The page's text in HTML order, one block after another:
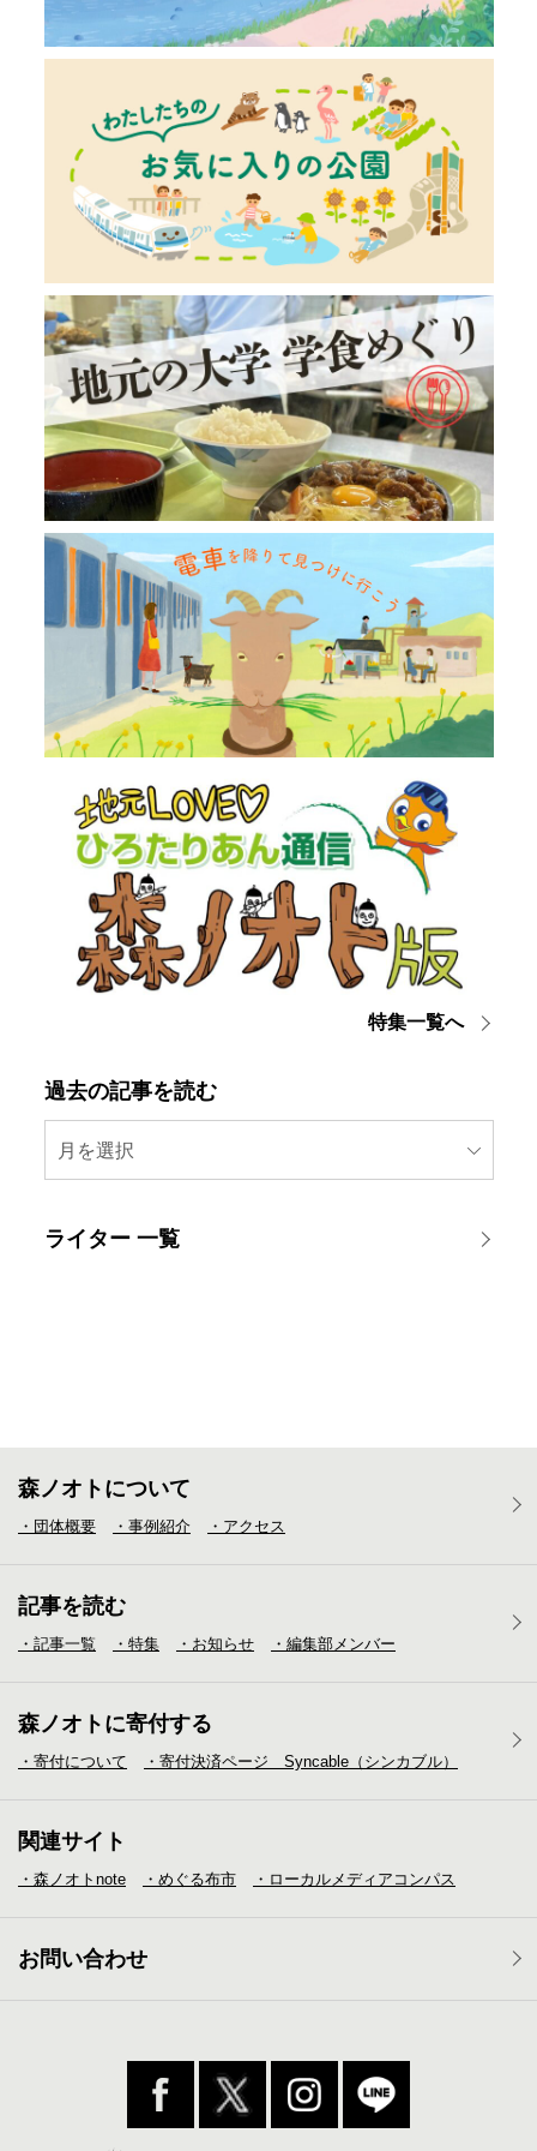
特集一覧へ
過去の記事を読む
月を選択
ライター 一覧
森ノオトについて
・団体概要 ・事例紹介 ・アクセス
記事を読む
・記事一覧 ・特集 ・お知らせ ・編集部メンバー
森ノオトに寄付する
・寄付について ・寄付決済ページ Syncable（シンカブル）
関連サイト
・森ノオトnote ・めぐる布市 ・ローカルメディア コンパス
お問い合わせ